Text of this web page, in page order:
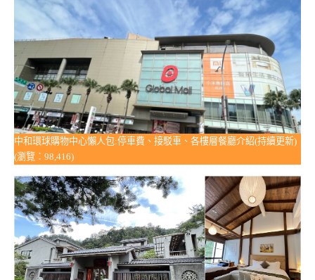
中和環球購物中心懶人包:停車費、接駁車、各樓層餐廳介紹(持續更新)
(瀏覽：98,416)